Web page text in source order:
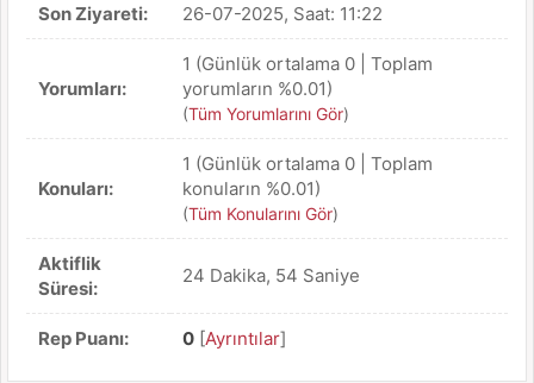
Son Ziyareti: 26-07-2025, Saat: 11:22
Yorumları:
1 (Günlük ortalama 0 | Toplam
yorumların %0.01)
(Tüm Yorumlarını Gör)
Konuları:
1 (Günlük ortalama 0 | Toplam
konuların %0.01)
(Tüm Konularını Gör)
Aktiflik
Süresi:
24 Dakika, 54 Saniye
Rep Puanı: 0 [Ayrıntılar]